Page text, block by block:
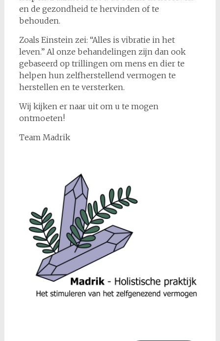
en de gezondheid te hervinden of te
behouden.
Zoals Einstein zei: “Alles is vibratie in het
leven.” Al onze behandelingen zijn dan ook
gebaseerd op trillingen om mens en dier te
helpen hun zelfherstellend vermogen te
herstellen en te versterken.
Wij kijken er naar uit om u te mogen
ontmoeten!
Team Madrik